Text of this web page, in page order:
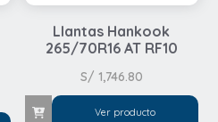
Llantas Hankook
265/70R16 AT RF10
S/ 1,746.80
Ver producto